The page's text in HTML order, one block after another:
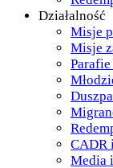
Działalność
Misje
Misje
CADR
Media